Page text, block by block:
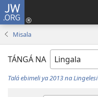
JW.ORG
Misala
TÁNGÁ NA
Talá ebimeli ya 2013 na Lingelesi